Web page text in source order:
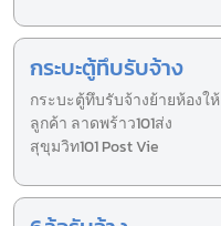
กระบะตู้ทึบรับจ้าง
กระบะตู้ทึบรับจ้างย้ายห้องให้
ลูกค้า ลาดพร้าว101ส่ง
สุขุมวิท101 Post Vie